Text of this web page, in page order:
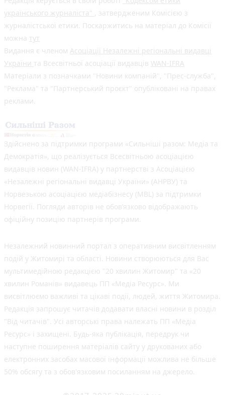
українського журналіста" , затвердженим Комісією з
журналістської етики. Поскаржитись на матеріал до Комісії
можна тут
Видання є членом Асоціації Незалежні регіональні видавці
України та Всесвітньої асоціації видавців WAN-IFRA
Матеріали з позначками "Новини компаній", "Прес-служба",
"Реклама" та "Партнерський проєкт" опубліковані на правах
реклами.
Здійснено за підтримки програми «Сильніші разом: Медіа та
Демократія», що реалізується Всесвітньою асоціацією
видавців новин (WAN-IFRA) у партнерстві з Асоціацією
«Незалежні регіональні видавці України» (АНРВУ) та
Норвезькою асоціацією медіабізнесу (MBL) за підтримки
Норвегії. Погляди авторів не обов’язково відображають
офіційну позицію партнерів програми.
Незалежний новинний портал з оперативним висвітленням
подій у Житомирі та області. Новини створюються для Вас
мультимедійною редакцією "20 хвилин Житомир" та «20
хвилин Романів» видавець ПП «Медіа Ресурс». Ми
висвітлюємо важливі та цікаві події, людей, життя Житомира.
Редакція запрошує читачів додавати власні новини в розділ
"Від читачів". Усі авторські права належать ПП «Медіа
Ресурс» і захищені. Будь-яка публiкацiя, передрук чи
наступне поширення матеріалів сайту у друкованих або
електронних засобах масової інформації можлива не більше
50% обсягу та з обов'язковим посиланням на джерело.